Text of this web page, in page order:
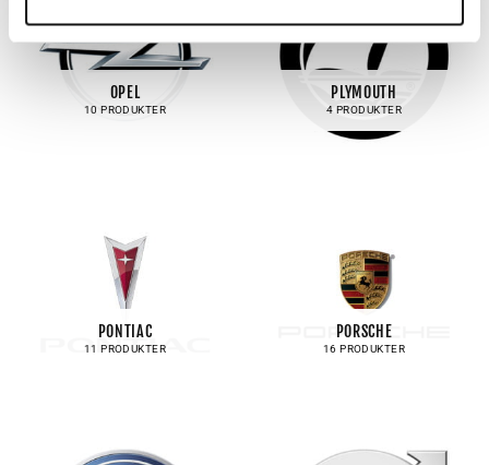
vilka ändamål de används under ”Anpassa”.
OPEL
10 PRODUKTER
PLYMOUTH
4 PRODUKTER
PONTIAC
11 PRODUKTER
PORSCHE
16 PRODUKTER